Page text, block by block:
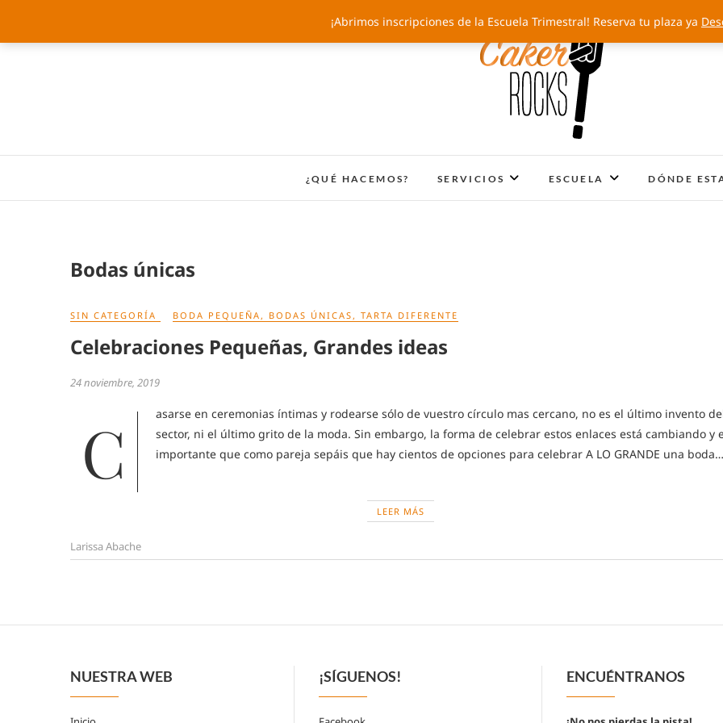
¡Abrimos inscripciones de la Escuela Trimestral! Reserva tu plaza ya
Cakery Rocks
¿QUÉ HACEMOS? SERVICIOS ESCUELA DÓNDE
Bodas únicas
SIN CATEGORÍA BODA PEQUEÑA, BODAS ÚNICAS, TARTA DIFERENTE
Celebraciones Pequeñas, Grandes ideas
24 noviembre, 2019
C
asarse en ceremonias íntimas y rodearse sólo de vuestro círculo mas cercano, no es el último invento
sector, ni el último grito de la moda. Sin embargo, la forma de celebrar estos enlaces está cambiando y
importante que como pareja sepáis que hay cientos de opciones para celebrar A LO GRANDE una boda…
LEER MÁS
Larissa Abache
NUESTRA WEB ¡SÍGUENOS! ENCUÉNTRANOS